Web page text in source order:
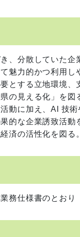
、分散していた企
魅力的かつ利用し
とする立地環境、
の見える化」を図
動に加え、AI 技
的な企業誘致活
済の活性化を図る。
務仕様書のとおり